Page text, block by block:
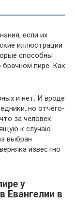
если их
иллюстрации
способны
брачном пире. Как
и нет. И вроде
но отчего-
за человек
к случаю
выбран
известно
у
Евангелии в